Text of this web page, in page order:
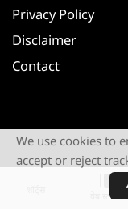
वेब स्टोरीज़
Privacy Policy
Disclaimer
Contact
We use cookies to
accept or reject